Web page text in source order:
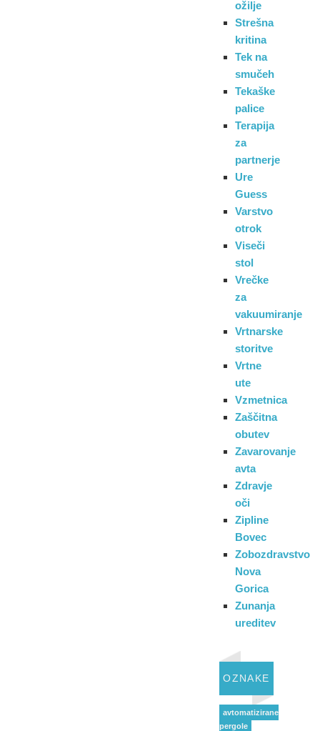
ožilje
Strešna
kritina
Tek na
smučeh
Tekaške
palice
Terapija
za
partnerje
Ure
Guess
Varstvo
otrok
Viseči
stol
Vrečke
za
vakuumiranje
Vrtnarske
storitve
Vrtne
ute
Vzmetnica
Zaščitna
obutev
Zavarovanje
avta
Zdravje
oči
Zipline
Bovec
Zobozdravstvo
Nova
Gorica
Zunanja
ureditev
OZNAKE
avtomatizirane
pergole